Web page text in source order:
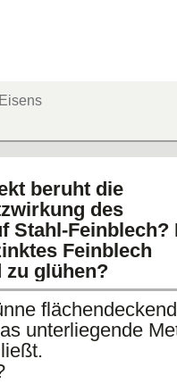
beruht die
des
Stahl-Feinblech?
Feinblech
glühen?
unterliegende